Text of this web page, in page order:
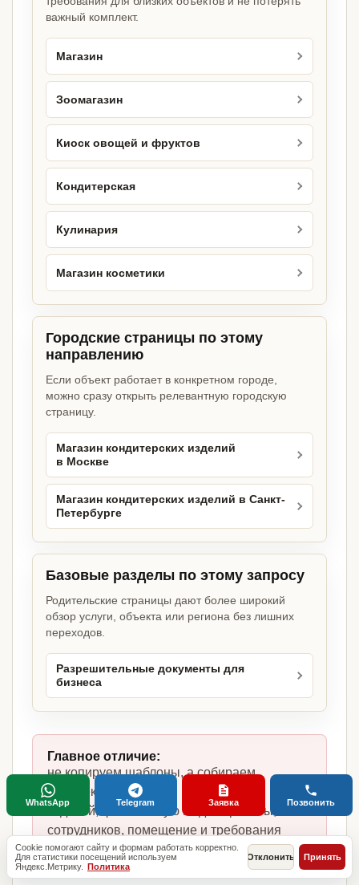
важный комплект.
Магазин
Зоомагазин
Киоск овощей и фруктов
Кондитерская
Кулинария
Магазин косметики
Городские страницы по этому
направлению
Если объект работает в конкретном городе,
можно сразу открыть релевантную городскую
страницу.
Магазин кондитерских изделий
в Москве
Магазин кондитерских изделий в Санкт-
Петербурге
Базовые разделы по этому запросу
Родительские страницы дают более широкий
обзор услуги, объекта или региона без лишних
переходов.
Разрешительные документы для
бизнеса
Главное отличие:
не копируем шаблоны, а собираем
комплект под магазин кондитерских
изделий, фактическую модель работы,
сотрудников, помещение и требования
по России.
Cookie помогают сайту и формам работать корректно.
Для статистики посещений используем
Яндекс.Метрику. Политика
Отклонить Принять
WhatsApp Telegram Заявка Позвонить